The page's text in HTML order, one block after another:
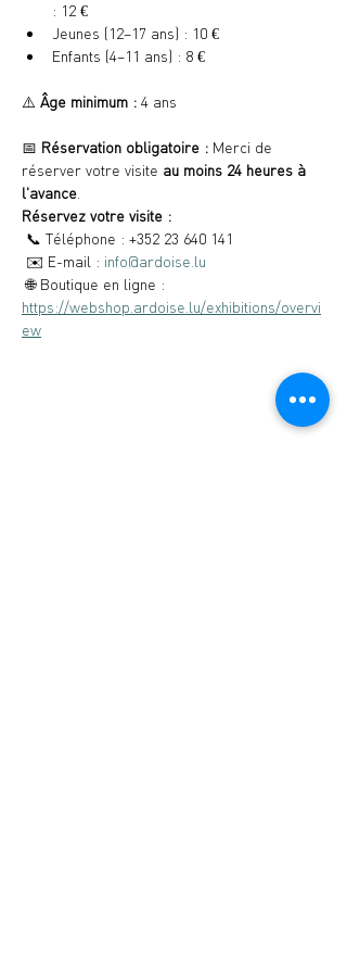
: 12 €
Jeunes (12–17 ans) : 10 €
Enfants (4–11 ans) : 8 €
⚠️ Âge minimum : 4 ans
📅 Réservation obligatoire : Merci de
réserver votre visite au moins 24 heures à
l'avance
Réservez votre visite :
📞 Téléphone : +352 23 640 141
✉️ E-mail : info@ardoise.lu
🌐 Boutique en ligne :
https://webshop.ardoise.lu/exhibitions/overvi
ew